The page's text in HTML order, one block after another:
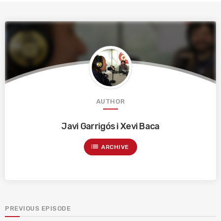
AUTHOR
Javi Garrigós i Xevi Baca
list ARCHIVE
PREVIOUS EPISODE